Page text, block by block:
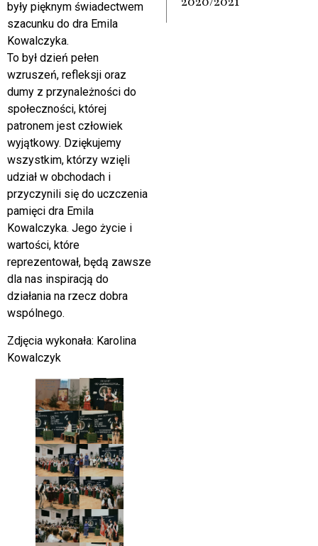
były pięknym świadectwem
szacunku do dra Emila
Kowalczyka.
To był dzień pełen
wzruszeń, refleksji oraz
dumy z przynależności do
społeczności, której
patronem jest człowiek
wyjątkowy. Dziękujemy
wszystkim, którzy wzięli
udział w obchodach i
przyczynili się do uczczenia
pamięci dra Emila
Kowalczyka. Jego życie i
wartości, które
reprezentował, będą zawsze
dla nas inspiracją do
działania na rzecz dobra
wspólnego.
Zdjęcia wykonała: Karolina
Kowalczyk